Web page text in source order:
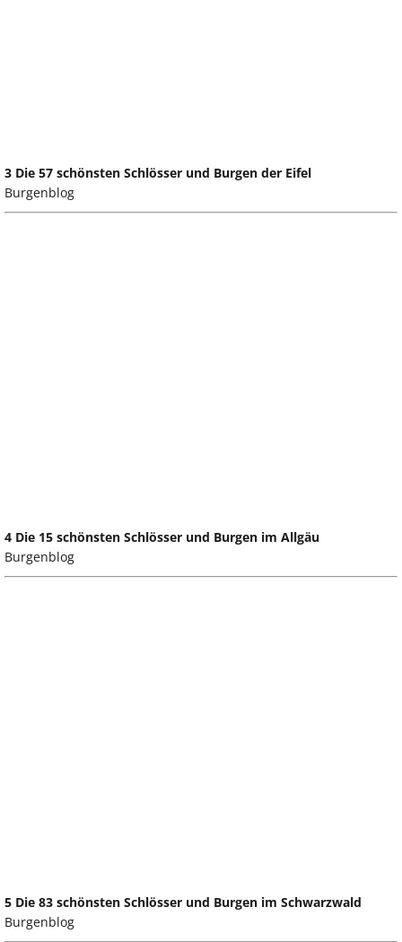
3 Die 57 schönsten Schlösser und Burgen der Eifel
Burgenblog
4 Die 15 schönsten Schlösser und Burgen im Allgäu
Burgenblog
5 Die 83 schönsten Schlösser und Burgen im Schwarzwald
Burgenblog